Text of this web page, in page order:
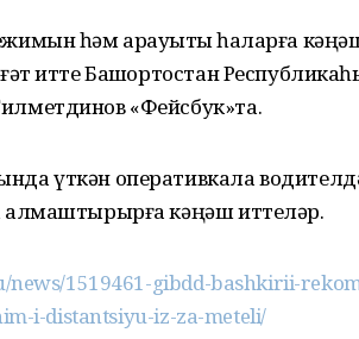
һәм арауыҡты һаҡларға
итте Башҡортостан
«Фейсбук»та.
үткән оперативкала
алмаштырырға кәңәш иттеләр.
1519461-gibdd-bashkirii-
i-distantsiyu-iz-za-meteli/